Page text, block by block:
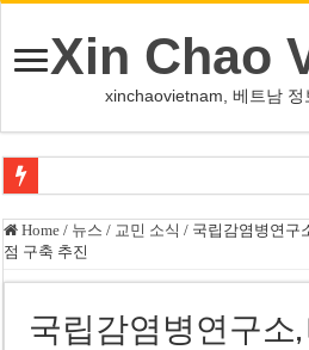
Xin Chao
xinchaovietnam, 베트남
쩐 타인 먼 베트남 국회의장 “외교 성과, 국
싱가포르 하오마트, 마지막 프리미엄 매장
PNJ, 다이아몬드 밀수 여파에 2분기 적자…
Home / 뉴스 / 교민 소식 / 국립감염병연구
점 구축 추진
국립감염병연구소,